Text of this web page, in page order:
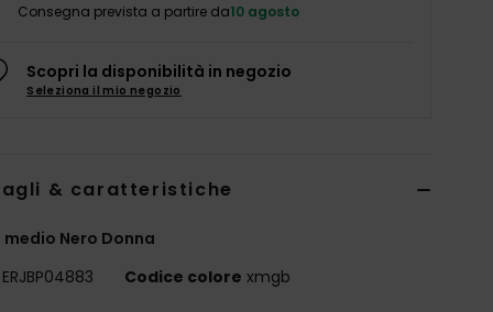
Consegna prevista a partire da10 agosto
Scopri la disponibilità in negozio
Seleziona il mio negozio
& caratteristiche
medio Nero Donna
ERJBP04883 Codice colore xmgb